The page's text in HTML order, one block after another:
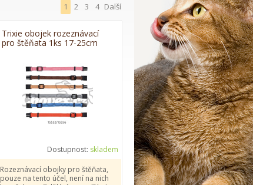
1 2 3 4 Další
Trixie obojek rozeznávací
pro štěňata 1ks 17-25cm
Dostupnost: skladem
Rozeznávací obojky pro štěňata,
pouze na tento účel, není na nich